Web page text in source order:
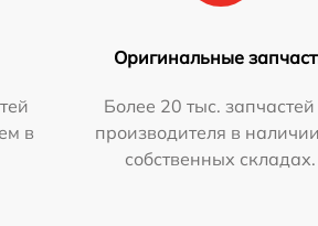
в
Оригинальные
Более 20 тыс. запчастей
производителя в
собственных складах.